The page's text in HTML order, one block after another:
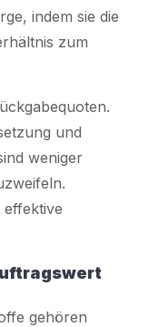
indem sie die
zum
und
weniger
effektive
gehören